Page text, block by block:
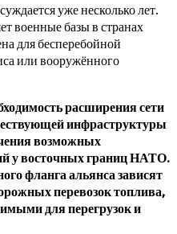
уже несколько лет.
военные базы в странах
для бесперебойной
или вооружённого
расширения сети
инфраструктуры
возможных
у восточных границ НАТО.
фланга альянса зависят
перевозок топлива,
для перегрузок и